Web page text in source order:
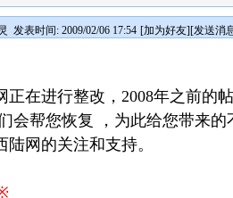
发表时间: 2009/02/06 17:54 [加为好友][发送消
正在进行整改，2008年之前的
会帮您恢复 ，为此给您带来的
陆网的关注和支持。